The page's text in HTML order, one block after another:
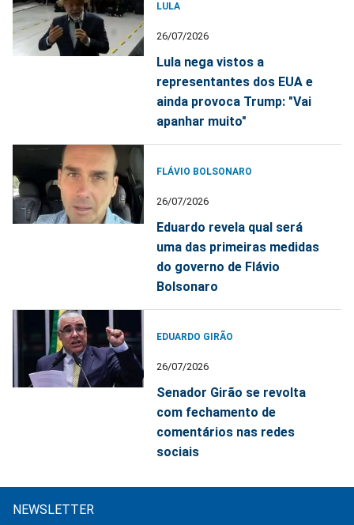
LULA
26/07/2026
Lula nega vistos a
representantes dos EUA e
ainda provoca Trump: "Vai
apanhar muito"
FLÁVIO BOLSONARO
26/07/2026
Eduardo revela qual será
uma das primeiras medidas
do governo de Flávio
Bolsonaro
EDUARDO GIRÃO
26/07/2026
Senador Girão se revolta
com fechamento de
comentários nas redes
sociais
NEWSLETTER